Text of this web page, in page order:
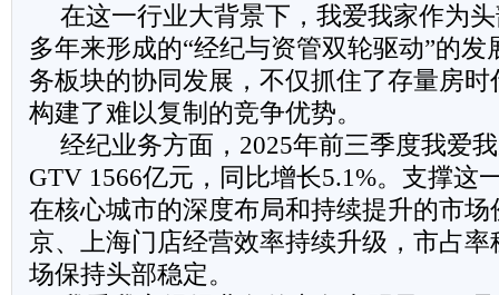
在这一行业大背景下，我爱我家作为
多年来形成的“经纪与资管双轮驱动”的
务板块的协同发展，不仅抓住了存量房
构建了难以复制的竞争优势。
经纪业务方面，2025年前三季度我爱
GTV 1566亿元，同比增长5.1%。支撑这
在核心城市的深度布局和持续提升的市
京、上海门店经营效率持续升级，市占
场保持头部稳定。